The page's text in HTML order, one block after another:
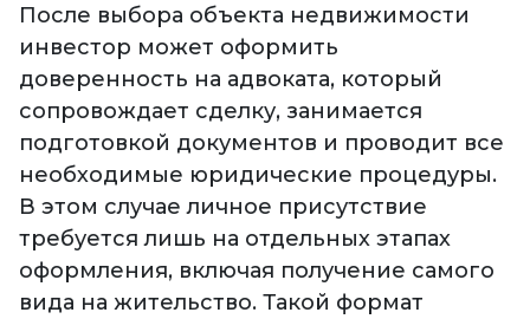
После выбора объекта недвижимости
инвестор может оформить
доверенность на адвоката, который
сопровождает сделку, занимается
подготовкой документов и проводит все
необходимые юридические процедуры.
В этом случае личное присутствие
требуется лишь на отдельных этапах
оформления, включая получение самого
вида на жительство. Такой формат